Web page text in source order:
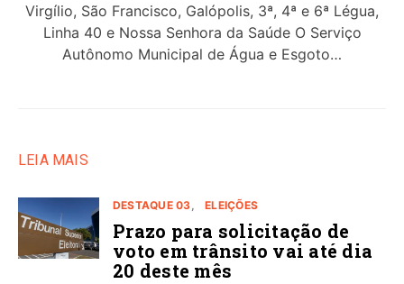
Virgílio, São Francisco, Galópolis, 3ª, 4ª e 6ª Légua,
Linha 40 e Nossa Senhora da Saúde O Serviço
Autônomo Municipal de Água e Esgoto…
LEIA MAIS
DESTAQUE 03 ELEIÇÕES
Prazo para solicitação de
voto em trânsito vai até dia
20 deste mês